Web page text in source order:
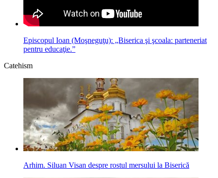
Episcopul Ioan (Moşneguţu): „Biserica şi şcoala: parteneriat
pentru educaţie.”
Catehism
Arhim. Siluan Visan despre rostul mersului la Biserică